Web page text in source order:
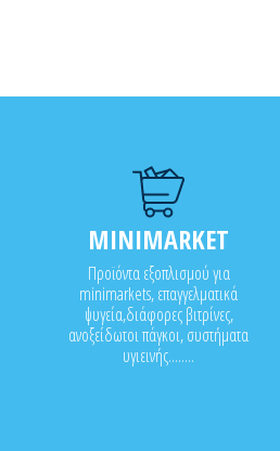
MINIMARKET
Προϊόντα εξοπλισμού για
minimarkets, επαγγελματικά
ψυγεία,διάφορες βιτρίνες,
ανοξείδωτοι πάγκοι, συστήματα
υγιεινής........